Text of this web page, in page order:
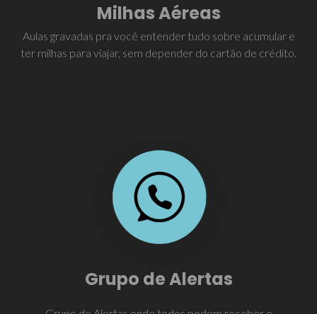
Milhas Aéreas
Aulas gravadas pra você entender tudo sobre acumular e
ter milhas para viajar, sem depender do cartão de crédito.
Grupo de Alertas